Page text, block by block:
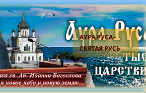
АУРА РУСА -
СВЯТАЯ РУСЬ